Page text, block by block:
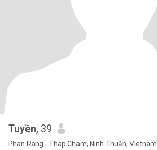
Tuyền, 39
Phan Rang - Thap Cham, Ninh Thuận, Vietnam